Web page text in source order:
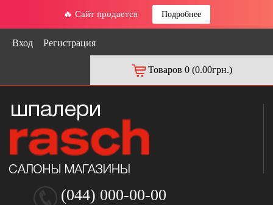
🔥 Сайт продается Подробнее
Вход Регистрация
Товаров 0 (0.00грн.)
(044) 000-00-00